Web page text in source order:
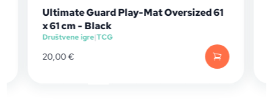
Ultimate Guard Play-Mat Oversized 61
x 61 cm - Black
Društvene igre|TCG
20,00€